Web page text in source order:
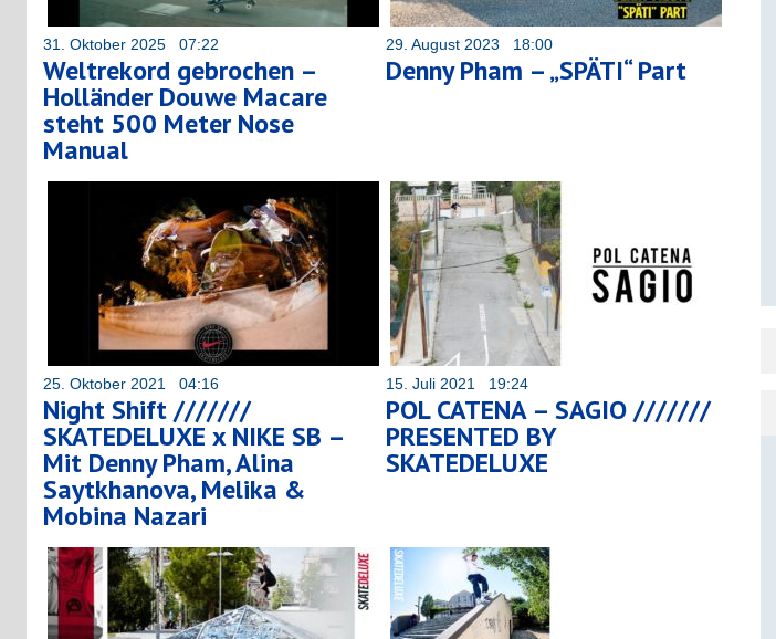
31. Oktober 2025 07:22
Weltrekord gebrochen –
Holländer Douwe Macare
steht 500 Meter Nose
Manual
29. August 2023 18:00
Denny Pham – „SPÄTI“ Part
25. Oktober 2021 04:16
Night Shift ///////
SKATEDELUXE x NIKE SB –
Mit Denny Pham, Alina
Saytkhanova, Melika &
Mobina Nazari
15. Juli 2021 19:24
POL CATENA – SAGIO ///////
PRESENTED BY
SKATEDELUXE